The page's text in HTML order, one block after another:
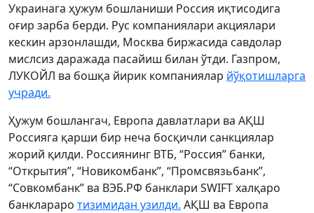
Украинага ҳужум бошланиши Россия иқтисодига
оғир зарба берди. Рус компаниялари акциялари
кескин арзонлашди, Москва биржасида савдолар
мислсиз даражада пасайиш билан ўтди. Газпром,
ЛУКОЙЛ ва бошқа йирик компаниялар йўқотишларга
учради.
Ҳужум бошлангач, Европа давлатлари ва АҚШ
Россияга қарши бир неча босқичли санкциялар
жорий қилди. Россиянинг ВТБ, “Россия” банки,
“Открытия”, “Новикомбанк”, “Промсвязьбанк”,
“Совкомбанк” ва ВЭБ.РФ банклари SWIFT халқаро
банклараро тизимидан узилди. АҚШ ва Европа